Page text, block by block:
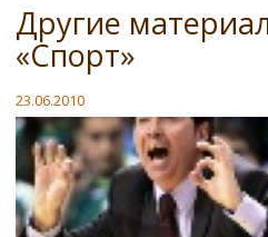
Другие
«Спорт»
23.06.2010